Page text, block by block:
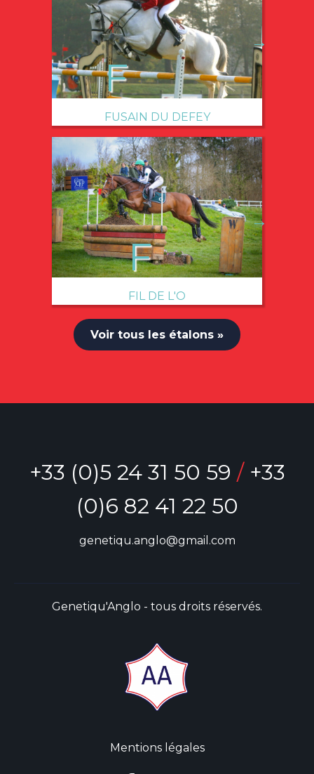
FUSAIN DU DEFEY
→
FIL DE L'O
→
Voir tous les étalons »
+33 (0)5 24 31 50 59 / +33
(0)6 82 41 22 50
genetiqu.anglo@gmail.com
Genetiqu'Anglo - tous droits réservés.
Mentions légales